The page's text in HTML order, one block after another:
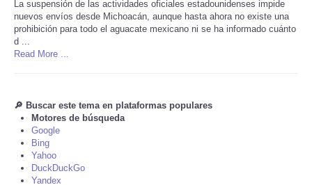
Tecnologia
CARTOONS
CONTACT
La suspensión de las actividades oficiales estadounidenses impide
nuevos envíos desde Michoacán, aunque hasta ahora no existe una
prohibición para todo el aguacate mexicano ni se ha informado cuánto
d ...
Read More ...
🔎 Buscar este tema en plataformas populares
Motores de búsqueda
Google
Bing
Yahoo
DuckDuckGo
Yandex